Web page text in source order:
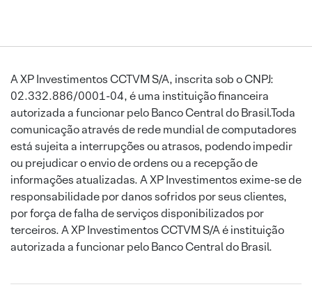
A XP Investimentos CCTVM S/A, inscrita sob o CNPJ:
02.332.886/0001-04, é uma instituição financeira
autorizada a funcionar pelo Banco Central do Brasil.Toda
comunicação através de rede mundial de computadores
está sujeita a interrupções ou atrasos, podendo impedir
ou prejudicar o envio de ordens ou a recepção de
informações atualizadas. A XP Investimentos exime-se de
responsabilidade por danos sofridos por seus clientes,
por força de falha de serviços disponibilizados por
terceiros. A XP Investimentos CCTVM S/A é instituição
autorizada a funcionar pelo Banco Central do Brasil.